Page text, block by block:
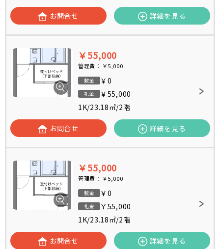
お問合せ 詳細を見る
￥55,000
管理費： ￥5,000
敷金 ￥0
礼金
￥55,000
1K/23.18㎡/2階
お問合せ 詳細を見る
￥55,000
管理費： ￥5,000
敷金 ￥0
礼金
￥55,000
1K/23.18㎡/2階
お問合せ 詳細を見る